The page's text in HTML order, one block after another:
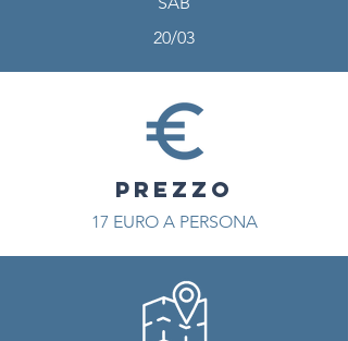
20/03
PREZZO
17 EURO A PERSONA